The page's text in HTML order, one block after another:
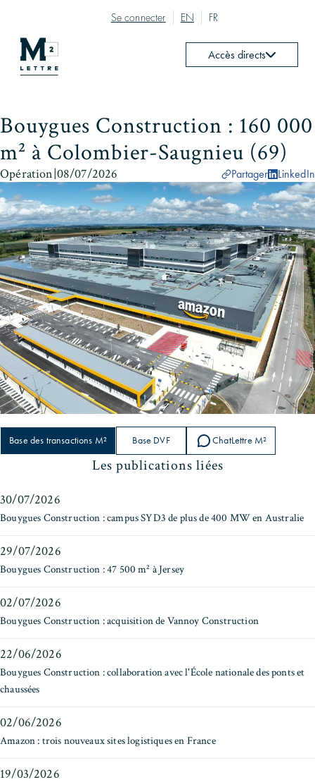
Se connecter EN FR
Accès directs
Bouygues Construction : 160 000
m² à Colombier-Saugnieu (69)
Opération|08/07/2026 Partager LinkedIn
Base des transactions M² Base DVF ChatLettre M²
Les publications liées
30/07/2026
Bouygues Construction : campus SYD3 de plus de 400 MW en Australie
29/07/2026
Bouygues Construction : 47 500 m² à Jersey
02/07/2026
Bouygues Construction : acquisition de Vannoy Construction
22/06/2026
Bouygues Construction : collaboration avec l'École nationale des ponts et
chaussées
02/06/2026
Amazon : trois nouveaux sites logistiques en France
19/03/2026